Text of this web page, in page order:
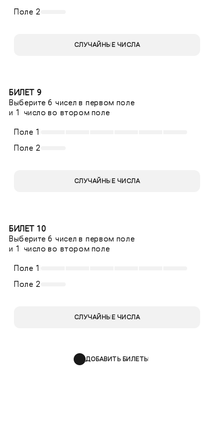
Поле 2
СЛУЧАЙНЫЕ ЧИСЛА
БИЛЕТ 9
Выберите 6 чисел в первом поле
и 1 число во втором поле
Поле 1
Поле 2
СЛУЧАЙНЫЕ ЧИСЛА
БИЛЕТ 10
Выберите 6 чисел в первом поле
и 1 число во втором поле
Поле 1
Поле 2
СЛУЧАЙНЫЕ ЧИСЛА
ДОБАВИТЬ БИЛЕТЫ